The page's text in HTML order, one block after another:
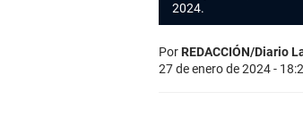
2024.
PorREDACCIÓN/Diario
27 de enero de 2024 -